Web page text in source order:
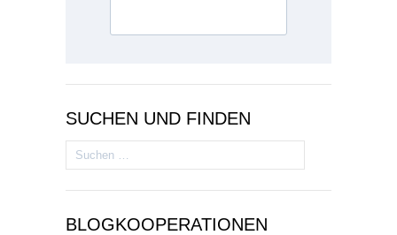
SUCHEN UND FINDEN
Suchen
nach:
BLOGKOOPERATIONEN